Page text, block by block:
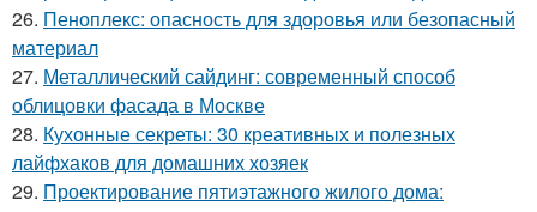
26. Пеноплекс: опасность для здоровья или безопасный
материал
27. Металлический сайдинг: современный способ
облицовки фасада в Москве
28. Кухонные секреты: 30 креативных и полезных
лайфхаков для домашних хозяек
29. Проектирование пятиэтажного жилого дома: